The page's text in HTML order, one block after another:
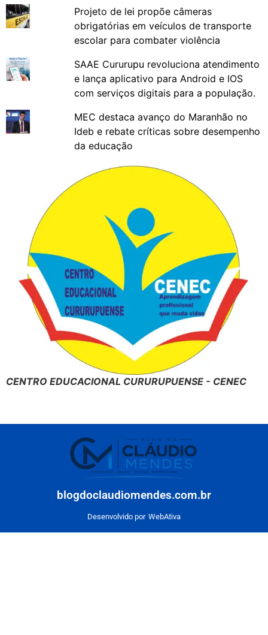
Projeto de lei propõe câmeras
obrigatórias em veículos de transporte
escolar para combater violência
SAAE Cururupu revoluciona atendimento
e lança aplicativo para Android e IOS
com serviços digitais para a população.
MEC destaca avanço do Maranhão no
Ideb e rebate críticas sobre desempenho
da educação
CENTRO EDUCACIONAL CURURUPUENSE - CENEC
blogdoclaudiomendes.com.br
Desenvolvido por WebAtiva